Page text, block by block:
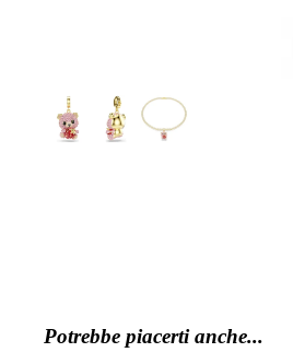
Potrebbe piacerti anche...